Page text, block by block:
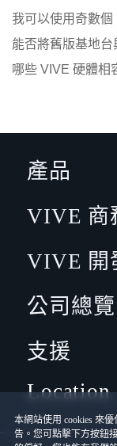
我可以使用奇數個
能否將舊版基地台
哪些 VIVE 硬體相
本網站使用 cookies 來
告。您可點擊下方按鈕
產品
VIVE 商
VIVE 開
公司總覽
支援
Location